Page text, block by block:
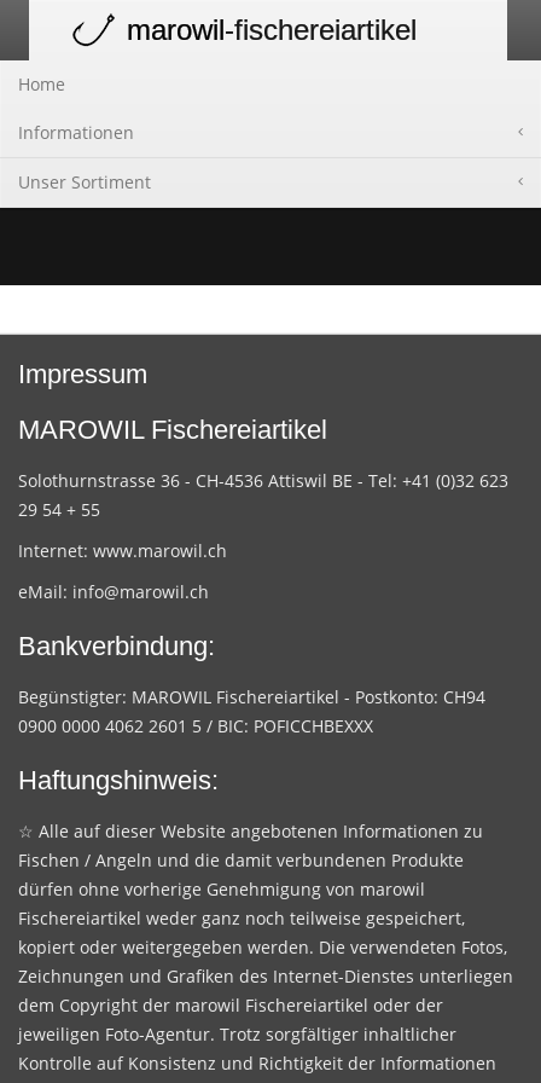
navigation
marowil-fischereiartikel
Home
Informationen
Unser Sortiment
Impressum
MAROWIL Fischereiartikel
Solothurnstrasse 36 - CH-4536 Attiswil BE - Tel: +41 (0)32 623
29 54 + 55
Internet: www.marowil.ch
eMail: info@marowil.ch
Bankverbindung:
Begünstigter: MAROWIL Fischereiartikel - Postkonto: CH94
0900 0000 4062 2601 5 / BIC: POFICCHBEXXX
Haftungshinweis:
☆ Alle auf dieser Website angebotenen Informationen zu
Fischen / Angeln und die damit verbundenen Produkte
dürfen ohne vorherige Genehmigung von marowil
Fischereiartikel weder ganz noch teilweise gespeichert,
kopiert oder weitergegeben werden. Die verwendeten Fotos,
Zeichnungen und Grafiken des Internet-Dienstes unterliegen
dem Copyright der marowil Fischereiartikel oder der
jeweiligen Foto-Agentur. Trotz sorgfältiger inhaltlicher
Kontrolle auf Konsistenz und Richtigkeit der Informationen